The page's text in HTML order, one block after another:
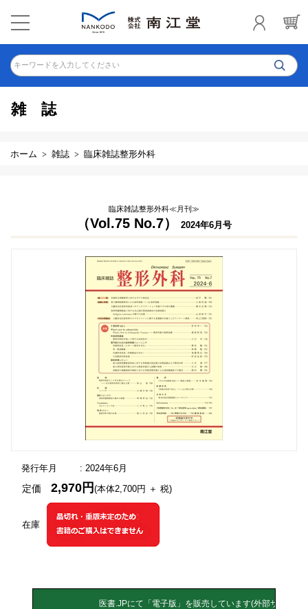
キーワードを入力してください
雑誌
ホーム 雑誌 臨床雑誌整形外科
臨床雑誌整形外科≪月刊≫
（Vol.75 No.7） 2024年6月号
発行年月 : 2024年6月
在庫
定価2,970円(本体2,700円 ＋ 税)